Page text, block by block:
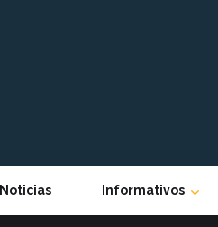
Noticias Informativos